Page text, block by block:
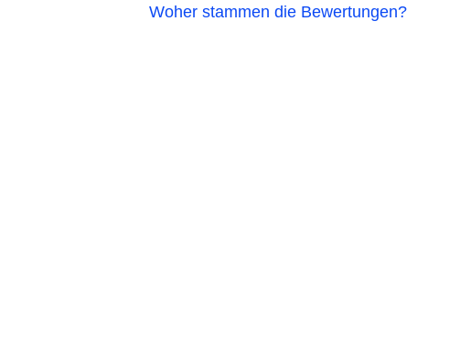
Woher stammen die Bewertungen?